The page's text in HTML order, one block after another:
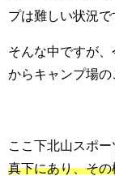
プは難しい状況で
そんな中ですが
からキャンプ場の
ここ下北山スポー
真下にあり、そ